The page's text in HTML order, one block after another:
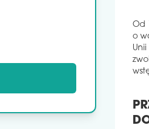
ul.
Od
o